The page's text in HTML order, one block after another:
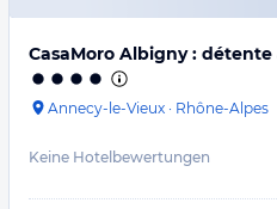
CasaMoro Albigny :
Annecy-le-Vieux · Rhône-Alpes
Keine Hotelbewertungen